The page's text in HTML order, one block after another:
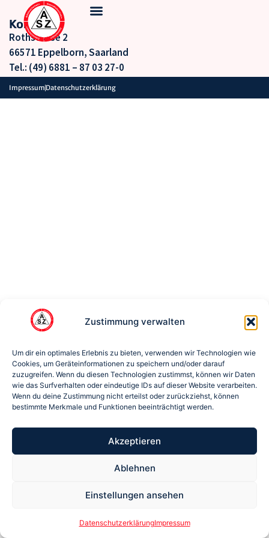
Zustimmung verwalten
Um dir ein optimales Erlebnis zu bieten, verwenden wir Technologien wie
Cookies, um Geräteinformationen zu speichern und/oder darauf
zuzugreifen. Wenn du diesen Technologien zustimmst, können wir Daten
wie das Surfverhalten oder eindeutige IDs auf dieser Website verarbeiten.
Wenn du deine Zustimmung nicht erteilst oder zurückziehst, können
bestimmte Merkmale und Funktionen beeinträchtigt werden.
Akzeptieren
Ablehnen
Einstellungen ansehen
DatenschutzerklärungImpressum
Kontakt
Rothstraße 2
66571 Eppelborn, Saarland
Tel.: (49) 6881 – 87 03 27-0
Impressum Datenschutzerklärung